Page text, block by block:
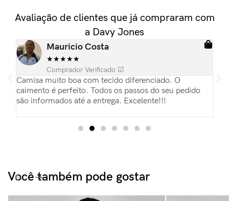
Avaliação de clientes que já compraram com
a Davy Jones
Mauricio Costa
★★★★★
Comprador Verificado ☑
Camisa muito boa com tecido diferenciado. O
caimento é perfeito. Todos os passos do seu pedido
são informados até a entrega. Excelente!!!
Você também pode gostar​